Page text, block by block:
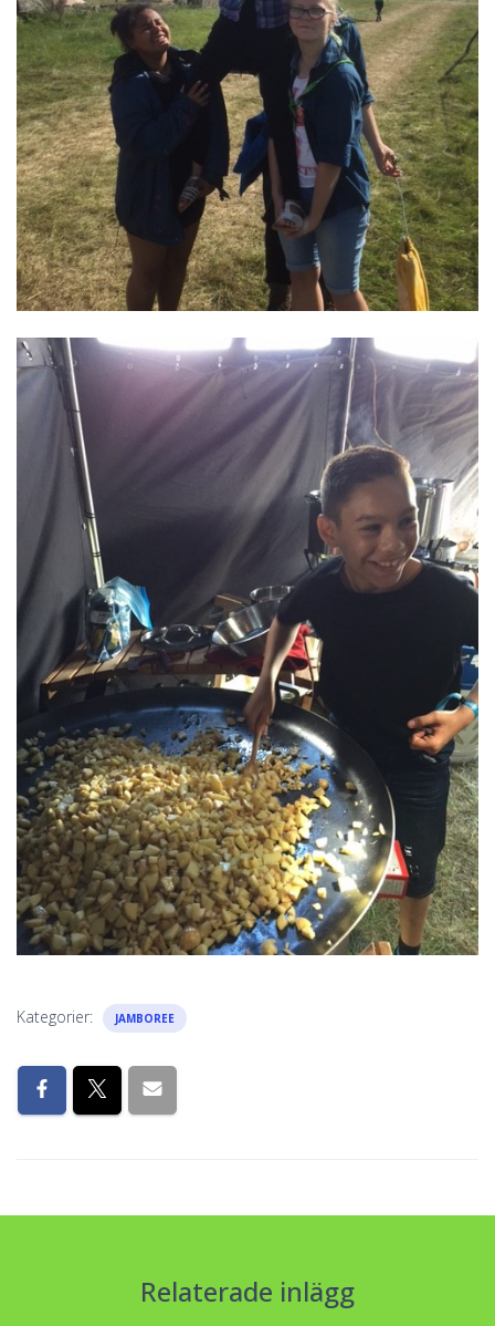
Kategorier: JAMBOREE
Relaterade inlägg